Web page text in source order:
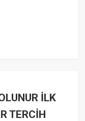
İLK
TERCİH